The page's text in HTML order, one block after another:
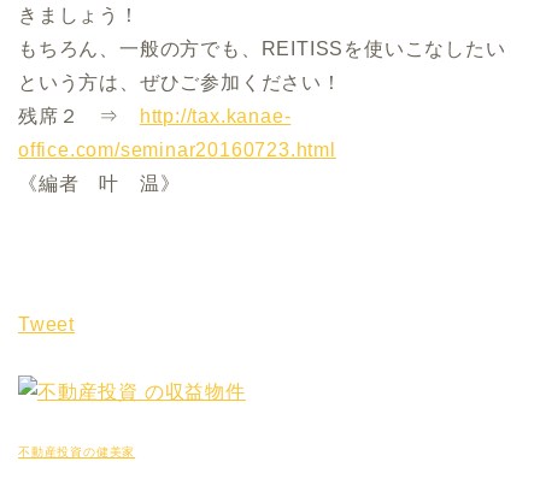
きましょう！
もちろん、一般の方でも、REITISSを使いこなしたい
という方は、ぜひご参加ください！
残席２ ⇒
http://tax.kanae-
office.com/seminar20160723.html
《編者 叶 温》
Tweet
不動産投資の健美家